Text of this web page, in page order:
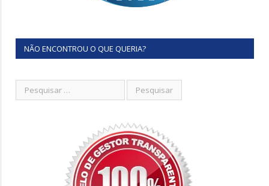
NÃO ENCONTROU O QUE QUERIA?